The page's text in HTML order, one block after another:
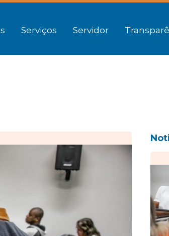
Serviços Servidor